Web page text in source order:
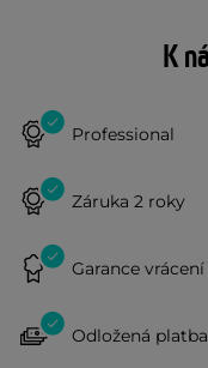
K
Professional
Záruka 2 roky
Garance
Odložená platba